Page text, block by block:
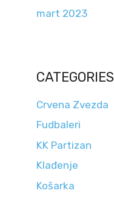
mart 2023
CATEGORIES
Crvena Zvezda
Fudbaleri
KK Partizan
Klađenje
Košarka